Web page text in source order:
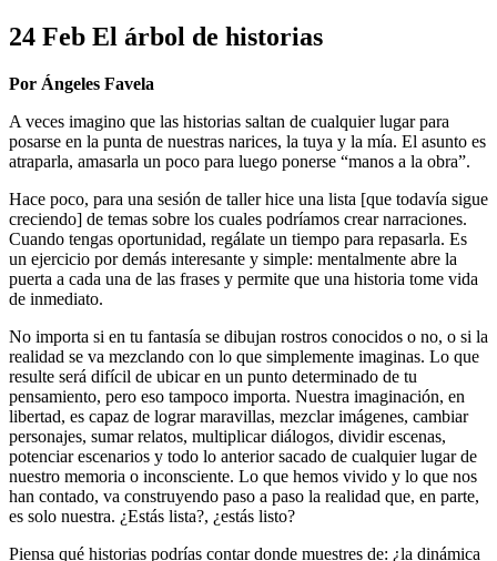
24 Feb El árbol de historias
Por Ángeles Favela
A veces imagino que las historias saltan de cualquier lugar para
posarse en la punta de nuestras narices, la tuya y la mía. El asunto es
atraparla, amasarla un poco para luego ponerse “manos a la obra”.
Hace poco, para una sesión de taller hice una lista [que todavía sigue
creciendo] de temas sobre los cuales podríamos crear narraciones.
Cuando tengas oportunidad, regálate un tiempo para repasarla. Es
un ejercicio por demás interesante y simple: mentalmente abre la
puerta a cada una de las frases y permite que una historia tome vida
de inmediato.
No importa si en tu fantasía se dibujan rostros conocidos o no, o si la
realidad se va mezclando con lo que simplemente imaginas. Lo que
resulte será difícil de ubicar en un punto determinado de tu
pensamiento, pero eso tampoco importa. Nuestra imaginación, en
libertad, es capaz de lograr maravillas, mezclar imágenes, cambiar
personajes, sumar relatos, multiplicar diálogos, dividir escenas,
potenciar escenarios y todo lo anterior sacado de cualquier lugar de
nuestro memoria o inconsciente. Lo que hemos vivido y lo que nos
han contado, va construyendo paso a paso la realidad que, en parte,
es solo nuestra. ¿Estás lista?, ¿estás listo?
Piensa qué historias podrías contar donde muestres de: ¿la dinámica